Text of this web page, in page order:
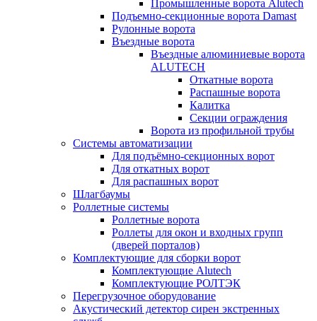
Промышленные ворота Alutech
Подъемно-секционные ворота Damast
Рулонные ворота
Въездные ворота
Въездные алюминиевые ворота
ALUTECH
Откатные ворота
Распашные ворота
Калитка
Секции ограждения
Ворота из профильной трубы
Системы автоматизации
Для подъёмно-секционных ворот
Для откатных ворот
Для распашных ворот
Шлагбаумы
Роллетные системы
Роллетные ворота
Роллеты для окон и входных групп
(дверей порталов)
Комплектующие для сборки ворот
Комплектующие Alutech
Комплектующие РОЛТЭК
Перегрузочное оборудование
Акустический детектор сирен экстренных